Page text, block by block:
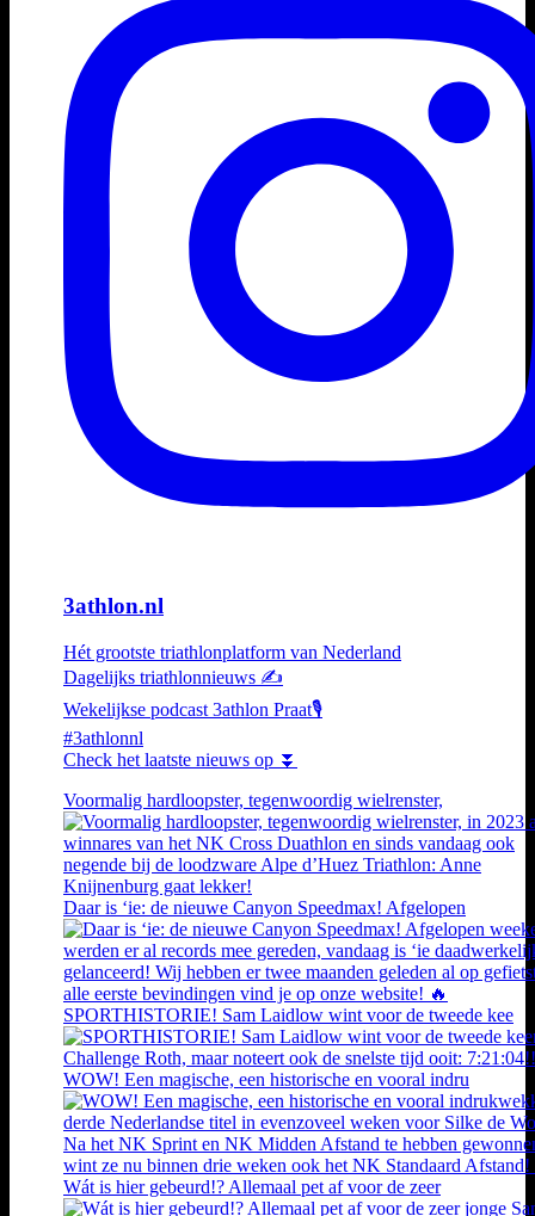
3athlon.nl
Hét grootste triathlonplatform van Nederland
Dagelijks triathlonnieuws ✍️
Wekelijkse podcast 3athlon Praat🎙️
#3athlonnl
Check het laatste nieuws op ⏬
Voormalig hardloopster, tegenwoordig wielrenster,
Daar is ‘ie: de nieuwe Canyon Speedmax! Afgelopen
SPORTHISTORIE! Sam Laidlow wint voor de tweede kee
WOW! Een magische, een historische en vooral indru
Wát is hier gebeurd!? Allemaal pet af voor de zeer